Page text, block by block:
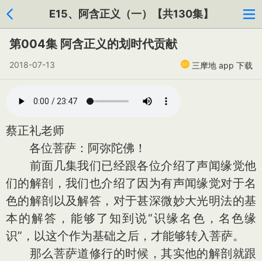
E15、阿含正义（一）【共130集】
第004集 阿含正义的划时代贡献
2018-07-13 三摩地 app 下载
蔡正礼老师
各位菩萨：阿弥陀佛！
前面几集我们已经跟各位介绍了声闻缘觉他
们的解剖，我们也介绍了因为有声闻缘觉对于名
色的解剖以及解答，对于甚深微妙大光明法的基
本的解答，能够了知到说“识缘名色，名色缘
识”，以这个作为基础之后，才能够转入菩萨。
那么菩萨道修行的时候，其实他的解剖就跟